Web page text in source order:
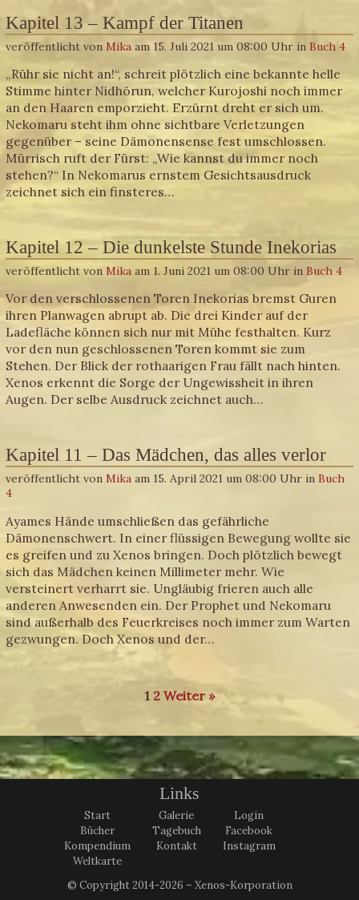
Kapitel 13 – Kampf der Titanen
veröffentlicht von Mika am 15. Juli 2021 um 08:00 Uhr inBuch 4
„Rühr sie nicht an!“, schreit plötzlich eine bekannte helle
Stimme hinter Nidhörun, welcher Kurojoshi noch immer
an den Haaren emporzieht. Erzürnt dreht er sich um.
Nekomaru steht ihm ohne sichtbare Verletzungen
gegenüber – seine Dämonensense fest umschlossen.
Mürrisch ruft der Fürst: „Wie kannst du immer noch
stehen?“ In Nekomarus ernstem Gesichtsausdruck
zeichnet sich ein finsteres…
Kapitel 12 – Die dunkelste Stunde Inekorias
veröffentlicht vonMika am 1. Juni 2021 um 08:00 Uhr in Buch 4
Vor den verschlossenen Toren Inekorias bremst Guren
ihren Planwagen abrupt ab. Die drei Kinder auf der
Ladefläche können sich nur mit Mühe festhalten. Kurz
vor den nun geschlossenen Toren kommt sie zum
Stehen. Der Blick der rothaarigen Frau fällt nach hinten.
Xenos erkennt die Sorge der Ungewissheit in ihren
Augen. Der selbe Ausdruck zeichnet auch…
Kapitel 11 – Das Mädchen, das alles verlor
veröffentlicht vonMika am 15. April 2021 um 08:00 Uhr inBuch
4
Ayames Hände umschließen das gefährliche
Dämonenschwert. In einer flüssigen Bewegung wollte sie
es greifen und zu Xenos bringen. Doch plötzlich bewegt
sich das Mädchen keinen Millimeter mehr. Wie
versteinert verharrt sie. Ungläubig frieren auch alle
anderen Anwesenden ein. Der Prophet und Nekomaru
sind außerhalb des Feuerkreises noch immer zum Warten
gezwungen. Doch Xenos und der…
1 2 Weiter »
Links
Start
Bücher
Kompendium
Weltkarte
Galerie
Tagebuch
Kontakt
Login
Facebook
Instagram
© Copyright 2014-2026 – Xenos-Korporation